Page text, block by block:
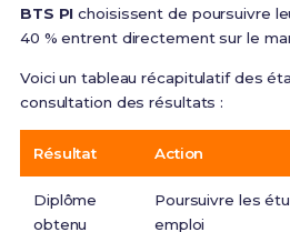
BTS PI choisissent de poursuivre
40 % entrent directement sur le
Voici un tableau récapitulatif des
consultation des résultats :
Résultat Action
Diplôme
obtenu
Poursuivre les
emploi